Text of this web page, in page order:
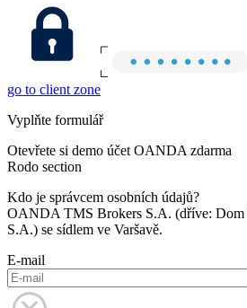
go to client zone
Vyplňte formulář
Otevřete si demo účet OANDA zdarma
Rodo section
Kdo je správcem osobních údajů?
OANDA TMS Brokers S.A. (dříve:
S.A.) se sídlem ve Varšavě.
E-mail